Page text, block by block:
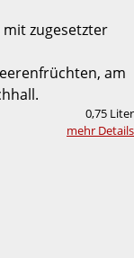
zugesetzter
am
0,75 Liter
mehr Details